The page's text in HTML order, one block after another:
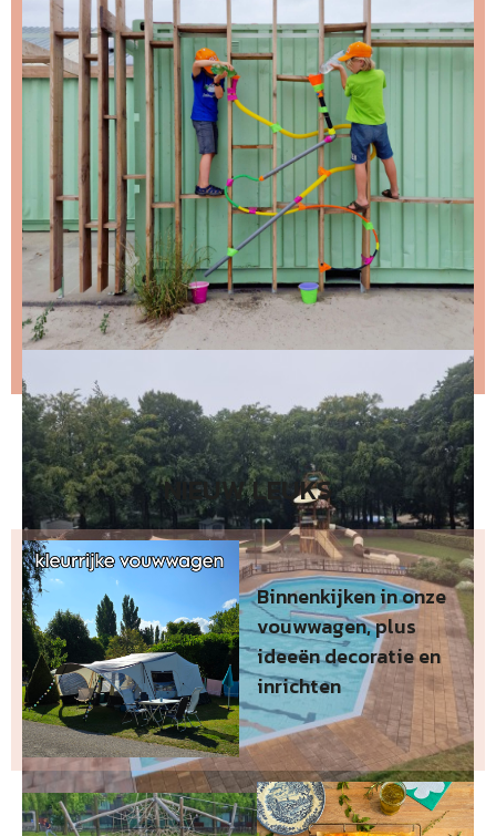
Schrijf je in voor de nieuwsbrief, dan stuur ik je
ongeveer twee keer per maand een leuke mail.
Stap 1 – vul je emailadres in en klik op de knop:
Stap 2 – open de email en bevestig je inschrijving
(niks ontvangen, bekijk dan je spam folder).
Wil je niet wachten op de volgende nieuwsbrief?
Lees
dan hier de nieuwste nieuwsbrief
NIEUW LEUKS
Binnenkijken in onze
vouwwagen, plus
ideeën decoratie en
inrichten